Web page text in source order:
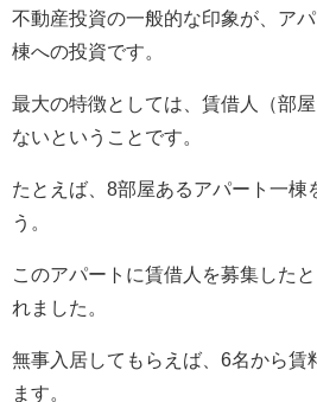
不動産投資の一般的な印象が、ア
棟への投資です。
最大の特徴としては、賃借人（部
ないということです。
たとえば、8部屋あるアパート一棟
う。
このアパートに賃借人を募集した
れました。
無事入居してもらえば、6名から賃
ます。